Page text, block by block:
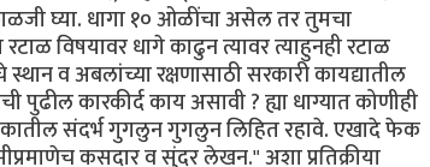
काळजी घ्या. धागा १० ओळींचा असेल तर तुमचा
विषयावर धागे काढुन त्यावर त्याहुनही रटाळ
व अबलांच्या रक्षणासाठी सरकारी कायद्यातील
कारकीर्द काय असावी ? ह्या धाग्यात कोणीही
संदर्भ गुगलुन गुगलुन लिहित रहावे. एखादे फेक
कसदार व सुंदर लेखन." अशा प्रतिक्रीया